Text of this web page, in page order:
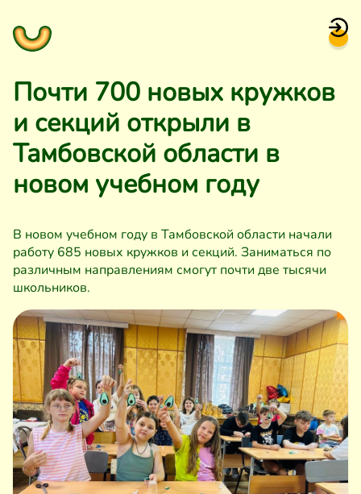
Почти 700 новых кружков
и секций открыли в
Тамбовской области в
новом учебном году
В новом учебном году в Тамбовской области начали
работу 685 новых кружков и секций. Заниматься по
различным направлениям смогут почти две тысячи
школьников.